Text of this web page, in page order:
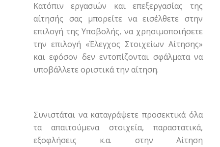
Κατόπιν εργασιών και επεξεργασίας της
αίτησής σας μπορείτε να εισέλθετε στην
επιλογή της Υποβολής, να χρησιμοποιήσετε
την επιλογή «Έλεγχος Στοιχείων Αίτησης»
και εφόσον δεν εντοπίζονται σφάλματα να
υποβάλλετε οριστικά την αίτηση.
Συνιστάται να καταγράψετε προσεκτικά όλα
τα απαιτούμενα στοιχεία, παραστατικά,
εξοφλήσεις κ.α. στην Αίτηση